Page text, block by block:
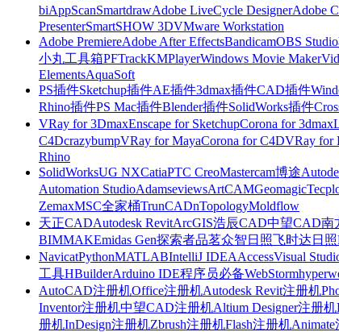
biAppScanSmartdrawAdobe LiveCycle DesignerAdobe
PresenterSmartSHOW 3DVMware Workstation
Adobe PremiereAdobe After EffectsBandicamOBS Studio
小丸工具箱PFTrackKMPlayerWindows Movie Maker
ElementsAquaSoft
PS插件Sketchup插件AE插件3dmax插件CAD插件
Rhino插件PS Mac插件Blender插件SolidWorks插件
VRay for 3DmaxEnscape for SketchupCorona for 3dmax
C4DcrazybumpVRay for MayaCorona for C4DVRay for
Rhino
SolidWorksUG NXCatiaPTC CreoMastercam博途
Automation StudioAdamseviewsArtCAMGeomagic
ZemaxMSC全家桶TrunCADnTopologyMoldflow
天正CADAutodesk RevitArcGIS浩辰CAD中望CAD南
BIMMAKEmidas Gen探索者品茗众智日照飞时达日照
NavicatPythonMATLABIntelliJ IDEAAccessVisual
工具HBuilderArduino IDE程序员必备WebStorm
AutoCAD注册机Office注册机Autodesk Revit注册机
Inventor注册机中望CAD注册机Altium Designer注册机
册机InDesign注册机Zbrush注册机Flash注册机